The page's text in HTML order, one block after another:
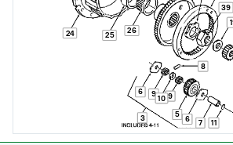
3 5 6
6
7
8
9
9 10
11
24 25 26
39